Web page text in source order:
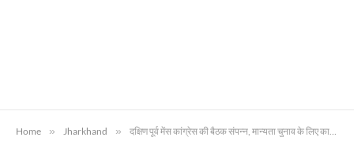
Home » Jharkhand » दक्षिण पूर्व मेंस कांग्रेस की बैठक संपन्न, मान्यता चुनाव के लिए कार्यकर्ताओं ने भरी हुंकार